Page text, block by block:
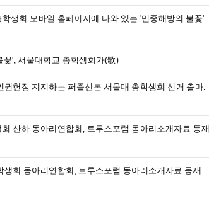
생회 모바일 홈페이지에 나와 있는 '민중해방의 불꽃'
꽃', 서울대학교 총학생회가(歌)
권헌장 지지하는 퍼즐선본 서울대 총학생회 선거 출마.
산하 동아리연합회, 트루스포럼 동아리소개자료 등재
생회 동아리연합회, 트루스포럼 동아리소개자료 등재